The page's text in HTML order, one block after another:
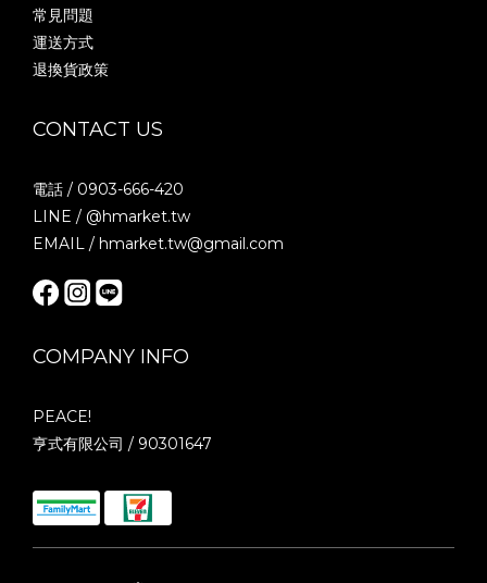
常見問題
運送方式
退換貨政策
CONTACT US
電話 / 0903-666-420
LINE / @hmarket.tw
EMAIL / hmarket.tw@gmail.com
COMPANY INFO
PEACE!
亨式有限公司 / 90301647